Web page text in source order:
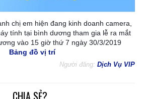
chị em hiện đang kinh doanh camera,
tính tại bình dương tham gia lễ ra mắt
vào 15 giờ thứ 7 ngày 30/3/2019
Bảng đồ vị trí
Người đăng: Dịch Vụ VIP
CHIA SẺ?